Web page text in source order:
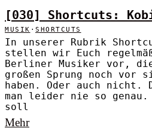
[030] Shortcuts:
MUSIK · SHORTCUTS
In unserer Rubrik
stellen wir Euch
Berliner Musiker vor,
großen Sprung noch vor
haben. Oder auch nicht.
man leider nie so genau.
soll
Mehr